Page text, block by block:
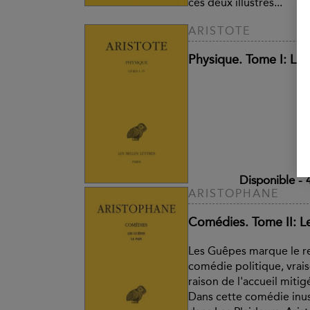
ARISTOTE
Physique. Tome I:
Disponible-
ARISTOPHANE
Comédies. Tome II:
Les Guêpes marque le
comédie politique,
raison de l'accueil
Dans cette comédie